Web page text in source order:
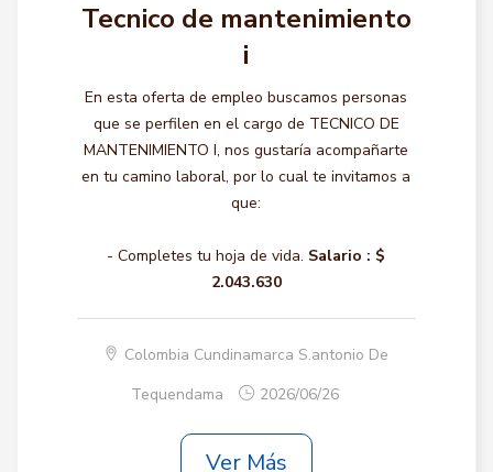
Tecnico de mantenimiento
i
En esta oferta de empleo buscamos personas
que se perfilen en el cargo de TECNICO DE
MANTENIMIENTO I, nos gustaría acompañarte
en tu camino laboral, por lo cual te invitamos a
que:
- Completes tu hoja de vida. Salario : $
2.043.630
Colombia Cundinamarca S.antonio De
Tequendama
2026/06/26
Ver Más